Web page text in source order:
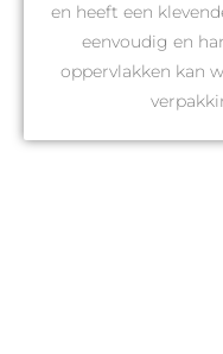
en heeft een
eenvoudig en
oppervlakken kan